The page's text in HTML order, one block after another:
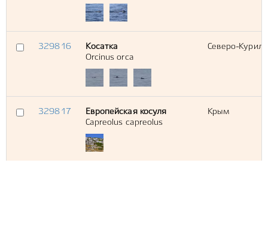
329816
Косатка
Orcinus orca
Северо-
329817
Европейская косуля
Capreolus capreolus
Крым